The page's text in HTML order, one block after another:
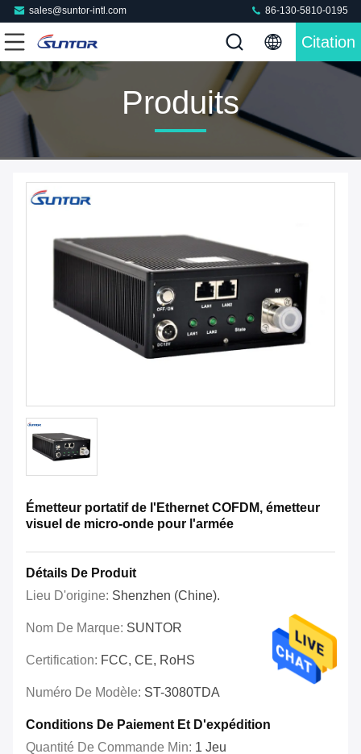
sales@suntor-intl.com 86-130-5810-0195
Citation
Produits
Émetteur portatif de l'Ethernet COFDM, émetteur
visuel de micro-onde pour l'armée
Détails De Produit
Lieu D'origine: Shenzhen (Chine).
Nom De Marque: SUNTOR
Certification: FCC, CE, RoHS
Numéro De Modèle: ST-3080TDA
Conditions De Paiement Et D'expédition
Quantité De Commande Min: 1 Jeu